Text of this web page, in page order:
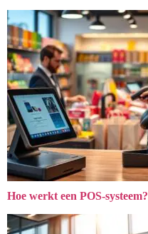
Hoe werkt een POS-systeem?